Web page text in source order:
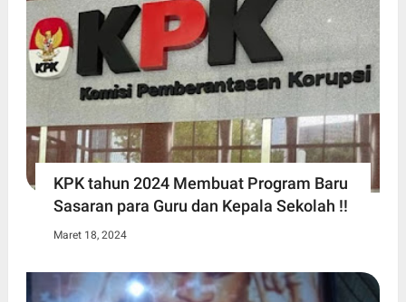
KPK tahun 2024 Membuat Program Baru
Sasaran para Guru dan Kepala Sekolah !!
Maret 18, 2024